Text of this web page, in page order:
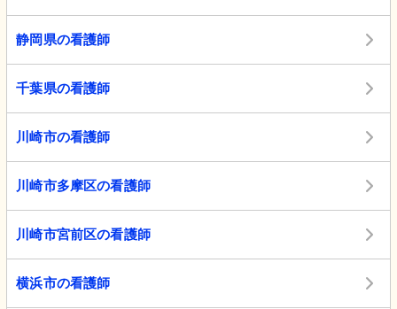
静岡県の看護師
千葉県の看護師
川崎市の看護師
川崎市多摩区の看護師
川崎市宮前区の看護師
横浜市の看護師